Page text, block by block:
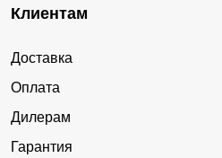
Клиентам
Доставка
Оплата
Дилерам
Гарантия